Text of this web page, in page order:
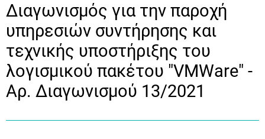
Διαγωνισμός για την παροχή
υπηρεσιών συντήρησης και
τεχνικής υποστήριξης του
λογισμικού πακέτου "VMWare" -
Αρ. Διαγωνισμού 13/2021